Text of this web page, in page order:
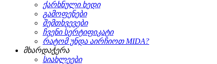
ქარხნული ხედი
გამოფენები
შემთხვევები
ჩვენი სერტიფიკატი
რატომ უნდა აირჩიოთ MIDA?
მხარდაჭერა
სიახლეები